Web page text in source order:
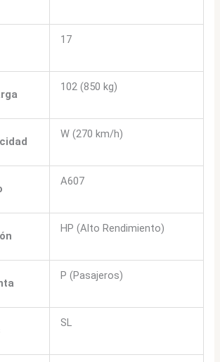
17
102 (850 kg)
W (270 km/h)
A607
HP (Alto Rendimiento)
P (Pasajeros)
SL